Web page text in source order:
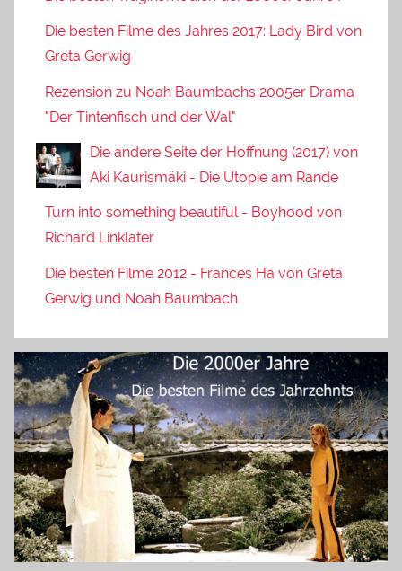
Die besten Filme des Jahres 2017: Lady Bird von
Greta Gerwig
Rezension zu Noah Baumbachs 2005er Drama
"Der Tintenfisch und der Wal"
Die andere Seite der Hoffnung (2017) von
Aki Kaurismäki - Die Utopie am Rande
Turn into something beautiful - Boyhood von
Richard Linklater
Die besten Filme 2012 - Frances Ha von Greta
Gerwig und Noah Baumbach